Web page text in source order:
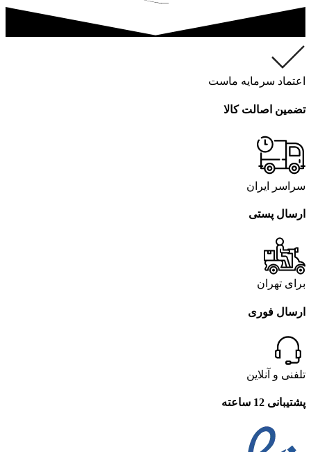
اعتماد سرمایه ماست
تضمین اصالت کالا
سراسر ایران
ارسال پستی
برای تهران
ارسال فوری
تلفنی و آنلاین
پشتیبانی 12 ساعته